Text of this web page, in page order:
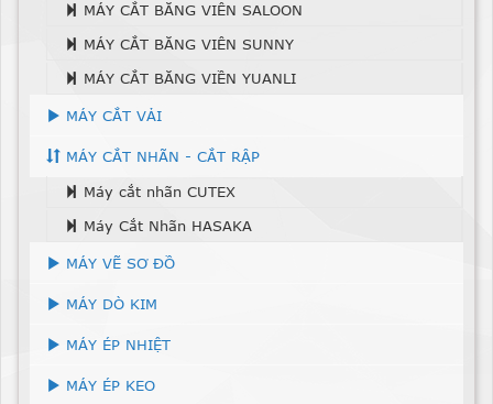
MÁY CẮT BĂNG VIÊN SALOON
MÁY CẮT BĂNG VIÊN SUNNY
MÁY CẮT BĂNG VIỀN YUANLI
MÁY CẮT VẢI
MÁY CẮT NHÃN - CẮT RẬP
Máy cắt nhãn CUTEX
Máy Cắt Nhãn HASAKA
MÁY VẼ SƠ ĐỒ
MÁY DÒ KIM
MÁY ÉP NHIỆT
MÁY ÉP KEO